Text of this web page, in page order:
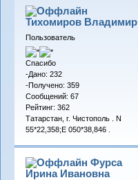
Тихомиров Владимир
Пользователь
Спасибо
-Дано: 232
-Получено: 359
Сообщений: 67
Рейтинг: 362
Татарстан, г. Чистополь . N
55*22,358;E 050*38,846 .
Фурса
Ирина Ивановна